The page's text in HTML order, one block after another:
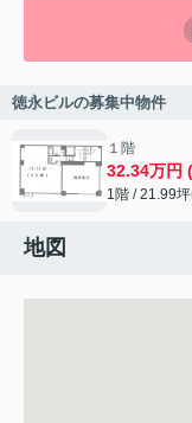
徳永ビルの募集中物件
１階
32.34万円
1階 / 21.99
地図